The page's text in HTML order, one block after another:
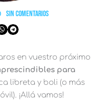
Sin comentarios
en vuestro próximo
para
libreta y boli (o más
¡Allá vamos!